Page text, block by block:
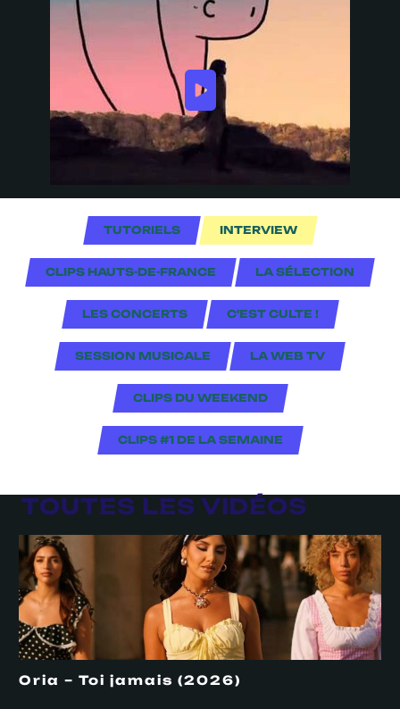
TUTORIELS INTERVIEW
CLIPS HAUTS-DE-FRANCE LA SÉLECTION
LES CONCERTS C'EST CULTE !
SESSION MUSICALE LA WEB TV
CLIPS DU WEEKEND
CLIPS #1 DE LA SEMAINE
TOUTES LES VIDÉOS
Oria – Toi jamais (2026)